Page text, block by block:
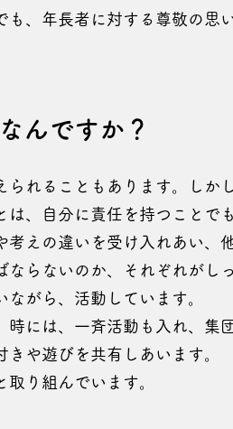
も、年長者に対する尊敬の思
んですか？
られることもあります。しか
は、自分に責任を持つことで
考えの違いを受け入れあい、
ならないのか、それぞれがし
ながら、活動しています。
時には、一斉活動も入れ、集
きや遊びを共有しあいます。
り組んでいます。